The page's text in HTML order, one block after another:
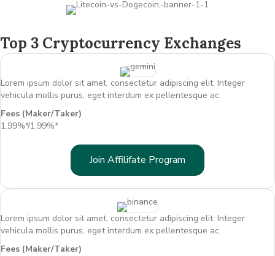
Top 3 Cryptocurrency Exchanges
Lorem ipsum dolor sit amet, consectetur adipiscing elit. Integer
vehicula mollis purus, eget interdum ex pellentesque ac.
Fees (Maker/Taker)
1.99%*/1.99%*
Join Affilifate Program
Lorem ipsum dolor sit amet, consectetur adipiscing elit. Integer
vehicula mollis purus, eget interdum ex pellentesque ac.
Fees (Maker/Taker)